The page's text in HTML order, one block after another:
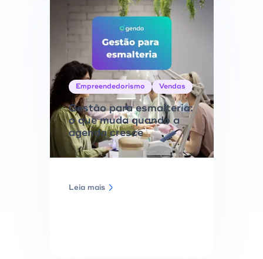
Empreendedorismo Vendas
Gestão para esmalteria:
o que muda quando a
agenda cresce
Leia mais